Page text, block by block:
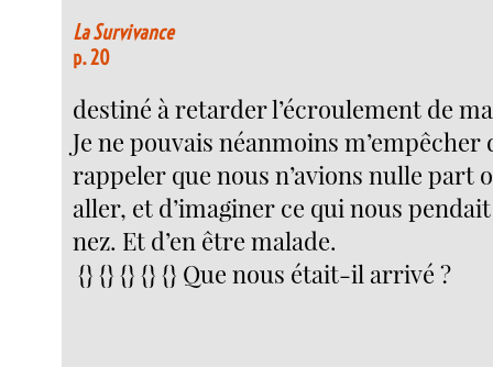
La Survivance
p. 20
destiné à retarder l’écroulement de
Je ne pouvais néanmoins m’empêcher
rappeler que nous n’avions nulle part
aller, et d’imaginer ce qui nous
nez. Et d’en être malade.
{} {} {} {} {} Que nous était-il arrivé ?